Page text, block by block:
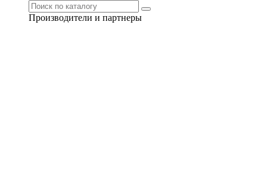
Производители и партнеры